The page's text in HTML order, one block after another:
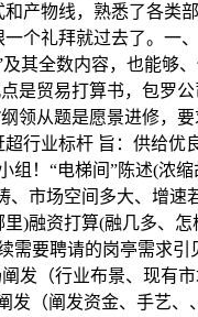
产物线，熟悉了各
个礼拜就过去了。
其全数内容，也能
是贸易打算书，包罗
领从题是愿景进修，
行业标杆 旨：供给
组！“电梯间”陈述(浓
市场空间多大、增
)融资打算(融几多、
需要聘请的岗亭需求
发（行业布景、现有
阐发（阐发资金、手